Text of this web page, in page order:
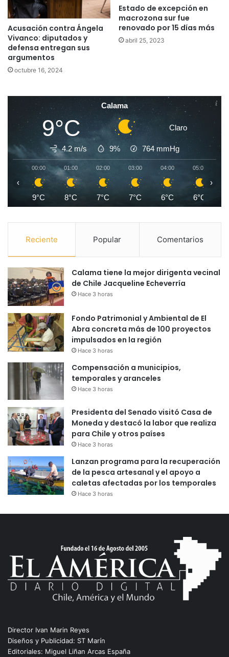
Acusación contra Ángela
Vivanco: diputados y
defensa entregan sus
argumentos
octubre 16, 2024
Estado de excepción en
macrozona sur fue
renovado por 15 días más
abril 25, 2023
Calama
9°C Claro
4.2 m/s 9% 764 mmHg
00:00
9°C
01:00
8°C
02:00
7°C
03:00
7°C
04:00
6°C
05:00
6°C
‹ ›
Reciente Popular Comentarios
Calama tiene la mejor dirigenta vecinal
de Chile Jacqueline Echeverría
Hace 3 horas
Fondo Patrimonial y Ambiental de El
Abra concreta más de 100 proyectos
impulsados en la región
Hace 3 horas
Compensación a municipios,
temporales y aranceles
Hace 3 horas
Presidenta del Senado visitó Casa de
Moneda y destacó la labor que realiza
para Chile y otros países
Hace 3 horas
Lanzan programa para la recuperación
de la pesca artesanal y el apoyo a
caletas afectadas por los temporales
Hace 3 horas
Director Ivan Marin Reyes
Diseños y Publicidad: ST Marín
Editoriales: Miguel Liñan Arcas España